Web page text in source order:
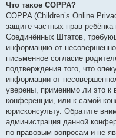
Что такое COPPA?
COPPA (Children’s Online
защите частных прав ребёнка
Соединённых Штатов,
информацию от
письменное согласие
подтверждения того, что
информации от
уверены, применимо ли это к
конференции, или к самой
юрисконсульту. Обратите
администрация данной
по правовым вопросам и не